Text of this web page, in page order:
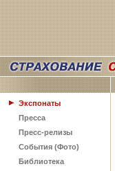
Экспонаты
Пресса
Пресс-релизы
События (Фото)
Библиотека